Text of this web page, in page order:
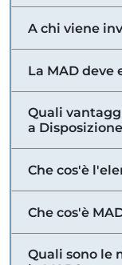
A chi viene
La MAD deve
Quali
a
Che cos'è
Che cos'è
Quali sono le